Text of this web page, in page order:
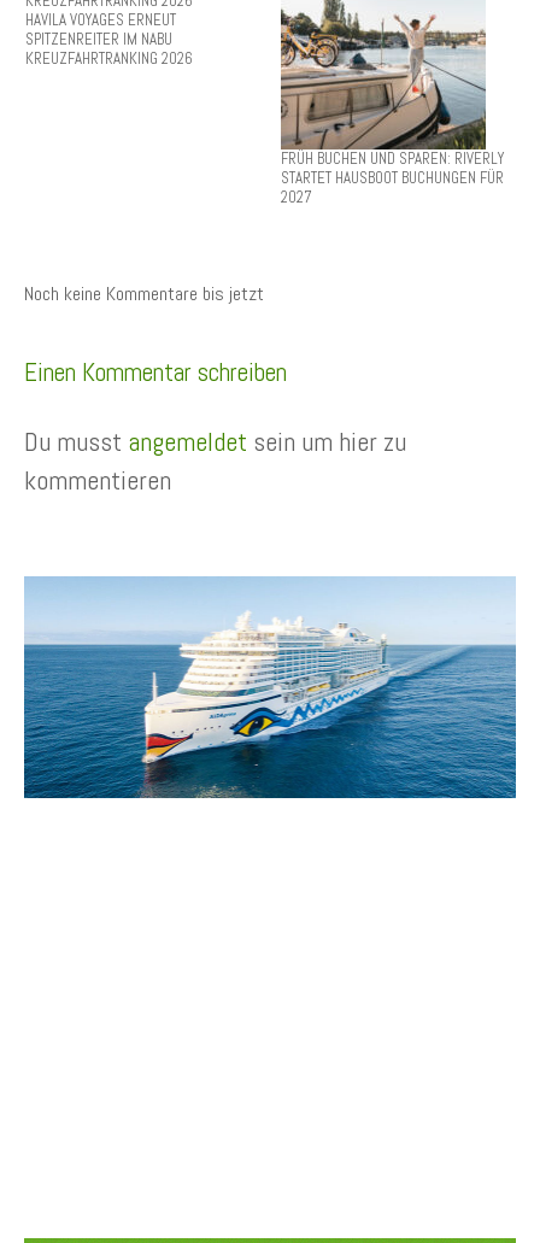
HAVILA VOYAGES ERNEUT
SPITZENREITER IM NABU
KREUZFAHRTRANKING 2026
FRÜH BUCHEN UND SPAREN: RIVERLY
STARTET HAUSBOOT BUCHUNGEN FÜR
2027
Noch keine Kommentare bis jetzt
Einen Kommentar schreiben
Du musst angemeldet sein um hier zu
kommentieren